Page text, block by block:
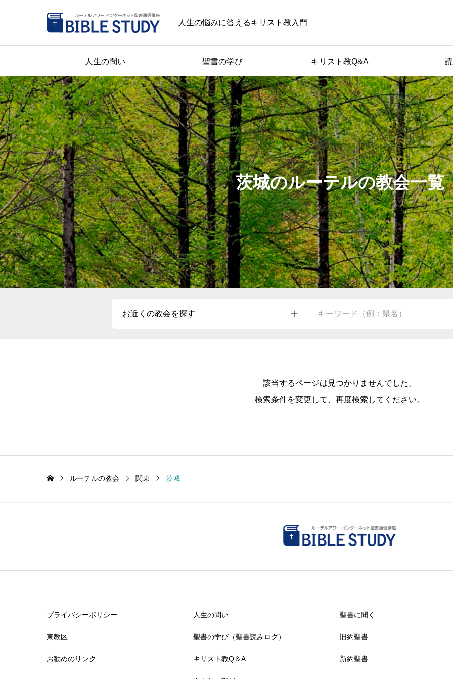
人生の悩みに答えるキリスト教入門
人生の問い 聖書の学び キリスト教Q&A
茨城のルーテルの教会一覧
該当するページは見つかりませんでした。
検索条件を変更して、再度検索してください。
ルーテルの教会 関東 茨城
プライバシーポリシー
東教区
お勧めのリンク
人生の問い
聖書の学び（聖書読みログ）
キリスト教Q＆A
聖書に聞く
旧約聖書
新約聖書